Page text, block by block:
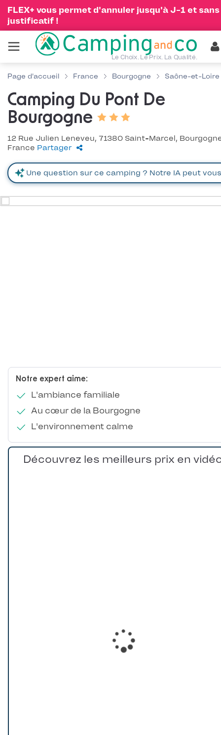
FLEX+ vous permet d'annuler jusqu'à J-1 et sans
justificatif !
Le Choix. Le Prix. La Qualité.
Page d'accueil France Bourgogne Saône-et-Loire
Camping Du Pont De
Bourgogne
12 Rue Julien Leneveu, 71380 Saint-Marcel,
France Partager
Notre expert aime:
L'ambiance familiale
Au cœur de la Bourgogne
L'environnement calme
Découvrez les meilleurs prix en